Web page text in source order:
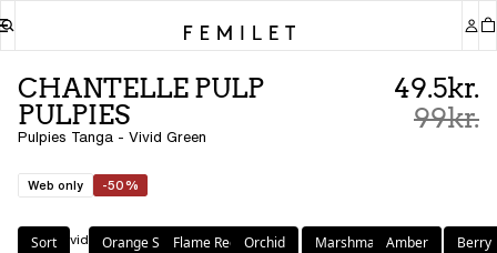
CHANTELLE PULP
PULPIES
Pulpies Tanga - Vivid Green
49.5kr.
99kr.
Web only -50%
Farve: Vivid Green
Sort Orange SariFlame Red Orchid Marshmallow Pink
Amber Berry